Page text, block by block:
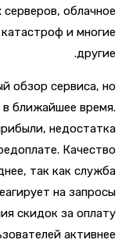
серверов,
катастроф и
обзор
это в ближайшее
прибыли,
к предоплате.
среднее, так как
реагирует на
скидок за